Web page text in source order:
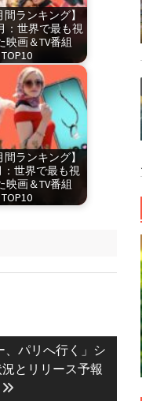
間ランキング】
：世界で最も視
映画＆TV番組
TOP10
間ランキング】
：世界で最も視
映画＆TV番組
TOP10
パリへ行く」シ
とリリース予報